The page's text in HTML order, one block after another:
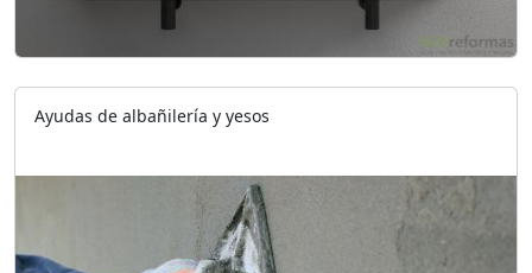
Ayudas de albañilería y yesos